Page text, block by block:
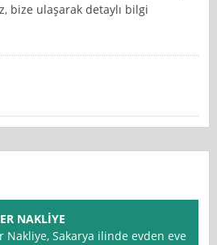
bize ulaşarak detaylı bilgi
NAKLİYE
Nakliye, Sakarya ilinde evden eve